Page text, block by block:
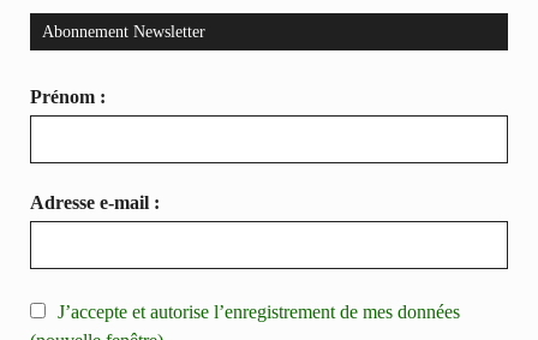
Abonnement Newsletter
Prénom :
Adresse e-mail :
J’accepte et autorise l’enregistrement de mes données